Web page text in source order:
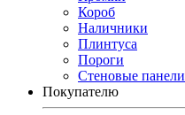
Короб
Наличники
Плинтуса
Пороги
Стеновые панели
Покупателю